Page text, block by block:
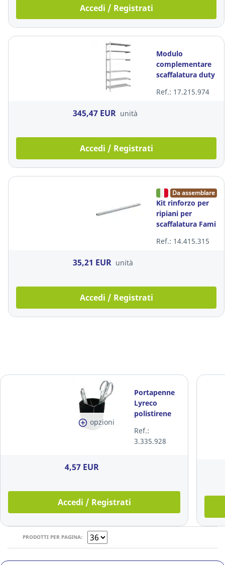
Accedi / Registrati
Modulo
complementare
scaffalatura duty
Ref.: 17.215.974
345,47 EUR unità
Accedi / Registrati
Da assemblare
Kit rinforzo per
ripiani per
scaffalatura Fami
Ref.: 14.415.315
35,21 EUR unità
Accedi / Registrati
opzioni
Portapenne
Lyreco
polistirene
Ref.:
3.335.928
4,57 EUR
Accedi / Registrati
PRODOTTI PER PAGINA: